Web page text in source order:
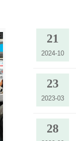
21
2024-10
23
2023-03
28